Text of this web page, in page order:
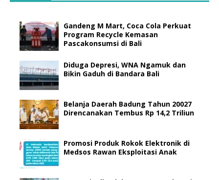
Gandeng M Mart, Coca Cola Perkuat
Program Recycle Kemasan
Pascakonsumsi di Bali
Diduga Depresi, WNA Ngamuk dan
Bikin Gaduh di Bandara Bali
Belanja Daerah Badung Tahun 20027
Direncanakan Tembus Rp 14,2 Triliun
Promosi Produk Rokok Elektronik di
Medsos Rawan Eksploitasi Anak